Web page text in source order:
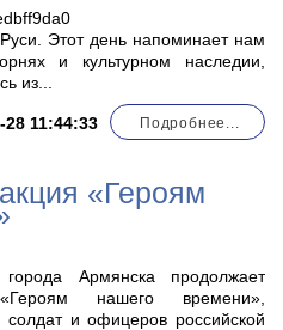
28 11:44:33
Этот день напоминает нам
и культурном наследии,
из...
Подробнее...
«Героям
Армянска продолжает
нашего времени»,
и офицеров российской